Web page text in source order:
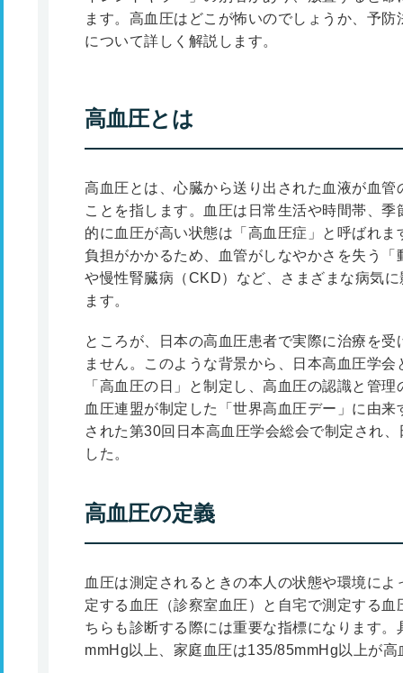
ます。高血圧はどこが怖いのでしょうか、
について詳しく解説します。
高血圧とは
高血圧とは、心臓から送り出された血液が血
ことを指します。血圧は日常生活や時間帯、
的に血圧が高い状態は「高血圧症」と呼ばれ
負担がかかるため、血管がしなやかさを失う
や慢性腎臓病（CKD）など、さまざまな病気
ます。
ところが、日本の高血圧患者で実際に治療を
ません。このような背景から、日本高血圧学
「高血圧の日」と制定し、高血圧の認識と管
血圧連盟が制定した「世界高血圧デー」に由
された第30回日本高血圧学会総会で制定され
した。
高血圧の定義
血圧は測定されるときの本人の状態や環境に
定する血圧（診察室血圧）と自宅で測定する
ちらも診断する際には重要な指標になります
mmHg以上、家庭血圧は135/85mmHg以上が